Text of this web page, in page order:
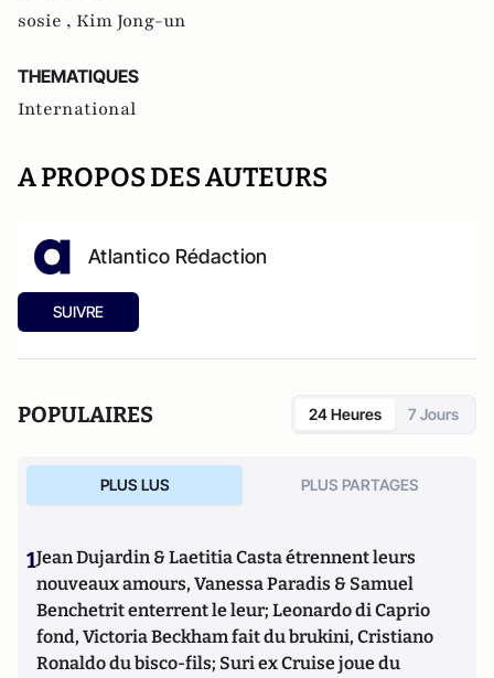
sosie , Kim Jong-un
THEMATIQUES
International
A PROPOS DES AUTEURS
Atlantico Rédaction
SUIVRE
POPULAIRES 24 Heures 7 Jours
PLUS LUS PLUS PARTAGES
1Jean Dujardin & Laetitia Casta étrennent leurs
nouveaux amours, Vanessa Paradis & Samuel
Benchetrit enterrent le leur; Leonardo di Caprio
fond, Victoria Beckham fait du brukini, Cristiano
Ronaldo du bisco-fils; Suri ex Cruise joue du